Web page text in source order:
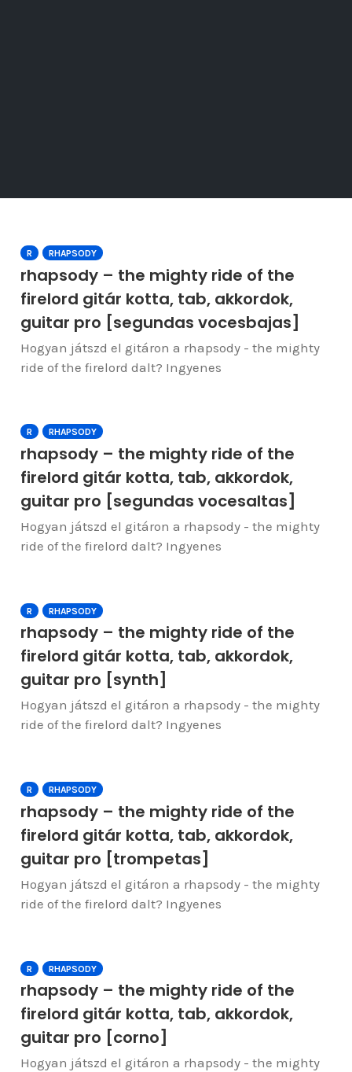
R RHAPSODY
rhapsody – the mighty ride of the
firelord gitár kotta, tab, akkordok,
guitar pro [segundas vocesbajas]
Hogyan játszd el gitáron a rhapsody - the mighty
ride of the firelord dalt? Ingyenes
R RHAPSODY
rhapsody – the mighty ride of the
firelord gitár kotta, tab, akkordok,
guitar pro [segundas vocesaltas]
Hogyan játszd el gitáron a rhapsody - the mighty
ride of the firelord dalt? Ingyenes
R RHAPSODY
rhapsody – the mighty ride of the
firelord gitár kotta, tab, akkordok,
guitar pro [synth]
Hogyan játszd el gitáron a rhapsody - the mighty
ride of the firelord dalt? Ingyenes
R RHAPSODY
rhapsody – the mighty ride of the
firelord gitár kotta, tab, akkordok,
guitar pro [trompetas]
Hogyan játszd el gitáron a rhapsody - the mighty
ride of the firelord dalt? Ingyenes
R RHAPSODY
rhapsody – the mighty ride of the
firelord gitár kotta, tab, akkordok,
guitar pro [corno]
Hogyan játszd el gitáron a rhapsody - the mighty